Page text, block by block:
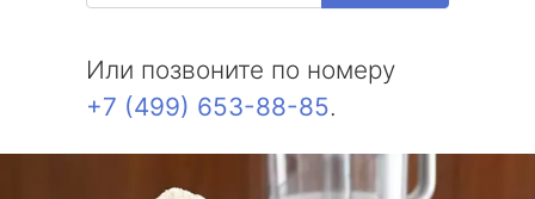
Или позвоните по номеру
+7 (499) 653-88-85.